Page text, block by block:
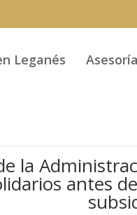
Leganés
la
antes